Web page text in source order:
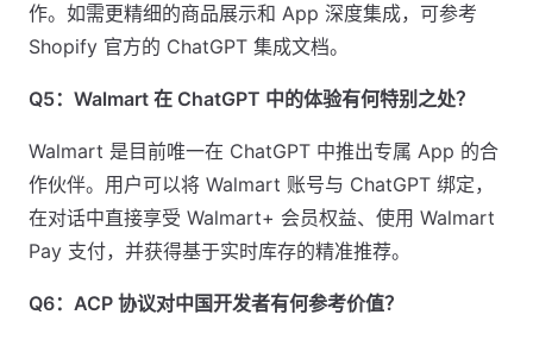
作。如需更精细的商品展示和 App 深度集成，可参考
Shopify 官方的 ChatGPT 集成文档。
Q5：Walmart 在 ChatGPT 中的体验有何特别之处？
Walmart 是目前唯一在 ChatGPT 中推出专属 App 的合
作伙伴。用户可以将 Walmart 账号与 ChatGPT 绑定，
在对话中直接享受 Walmart+ 会员权益、使用 Walmart
Pay 支付，并获得基于实时库存的精准推荐。
Q6：ACP 协议对中国开发者有何参考价值？